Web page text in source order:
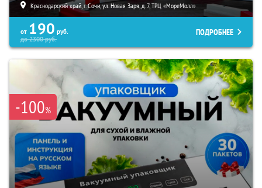
Краснодарский край, г. Сочи, ул. Новая Заря, д. 7, ТРЦ «МореМолл»
от 190 руб.
до2300руб.
ПОДРОБНЕЕ
-100%